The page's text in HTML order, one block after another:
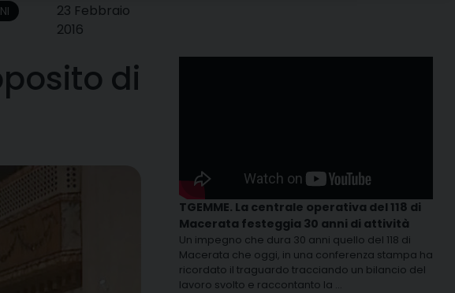
23 Febbraio
2016
di
TGEMME. La centrale operativa del 118 di
Macerata festeggia 30 anni di attività
Un impegno che dura 30 anni quello del 118 di
Macerata che oggi, in una conferenza stampa ha
ricordato il traguardo tracciando un bilancio del
lavoro svolto e raccontanto la ...